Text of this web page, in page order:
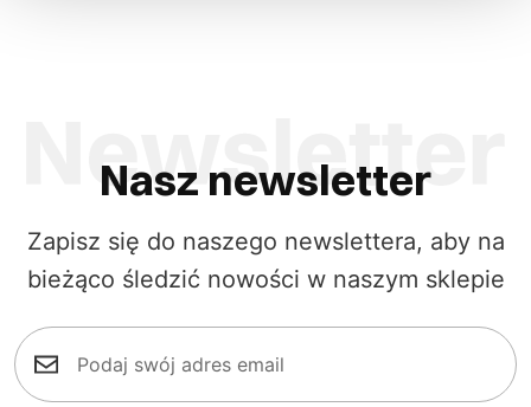
Nasz newsletter
Zapisz się do naszego newslettera, aby na
bieżąco śledzić nowości w naszym sklepie